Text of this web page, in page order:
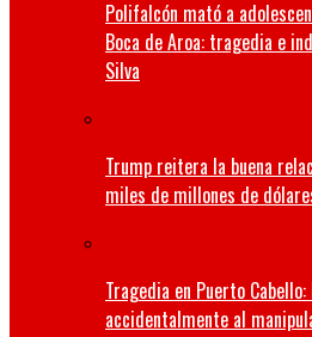
Polifalcón mató a
Boca de Aroa: tragedia e
Silva
Trump reitera la buena
miles de millones de
Tragedia en Puerto
accidentalmente al